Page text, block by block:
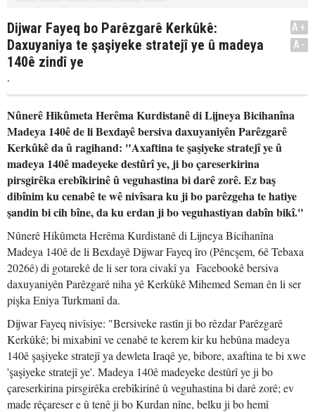
Dijwar Fayeq bo Parêzgarê Kerkûkê:
Daxuyaniya te şaşiyeke stratejî ye û madeya
140ê zindî ye
.
A+
A-
Nûnerê Hikûmeta Herêma Kurdistanê di Lijneya Bicihanîna
Madeya 140ê de li Bexdayê bersiva daxuyaniyên Parêzgarê
Kerkûkê da û ragihand: "Axaftina te şaşiyeke stratejî ye û
madeya 140ê madeyeke destûrî ye, ji bo çareserkirina
pirsgirêka erebîkirinê û veguhastina bi darê zorê. Ez baş
dibînim ku cenabê te wê nivîsara ku ji bo parêzgeha te hatiye
şandin bi cih bîne, da ku erdan ji bo veguhastiyan dabîn bikî."
Nûnerê Hikûmeta Herêma Kurdistanê di Lijneya Bicihanîna
Madeya 140ê de li Bexdayê Dijwar Fayeq îro (Pêncşem, 6ê Tebaxa
2026ê) di gotarekê de li ser tora civakî ya Facebookê bersiva
daxuyaniyên Parêzgarê niha yê Kerkûkê Mihemed Seman ên li ser
pişka Eniya Turkmanî da.
Dijwar Fayeq nivîsiye: "Bersiveke rastîn ji bo rêzdar Parêzgarê
Kerkûkê; bi mixabinî ve cenabê te kerem kir ku hebûna madeya
140ê şaşiyeke stratejî ya dewleta Iraqê ye, bibore, axaftina te bi xwe
'şaşiyeke stratejî ye'. Madeya 140ê madeyeke destûrî ye ji bo
çareserkirina pirsgirêka erebîkirinê û veguhastina bi darê zorê; ev
made rêçareser e û tenê ji bo Kurdan nîne, belku ji bo hemî